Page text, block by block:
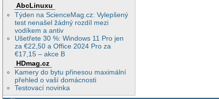
AbcLinuxu
Týden na ScienceMag.cz: Vylepšený
test nenašel žádný rozdíl mezi
vodíkem a antiv
Ušetřete 30 %: Windows 11 Pro jen
za €22,50 a Office 2024 Pro za
€17,15 – akce B
HDmag.cz
Kamery do bytu přinesou maximální
přehled o vaší domácnosti
Testovací novinka